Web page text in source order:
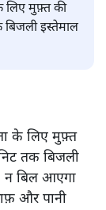
लिए मुफ़्त की
बिजली इस्तेमाल
के लिए मुफ़्त
तक बिजली
न बिल आएगा
और पानी